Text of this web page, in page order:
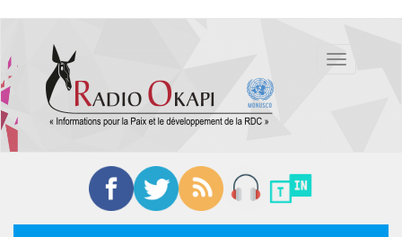
contenu
principal
Toggle